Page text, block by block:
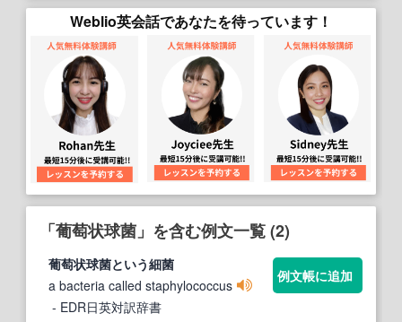
Weblio英会話であなたを待っています！
「葡萄状球菌」を含む例文一覧 (2)
葡萄状球菌という細菌
a bacteria called staphylococcus
- EDR日英対訳辞書
例文帳に追加